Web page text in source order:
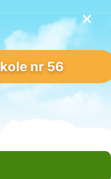
nr 56
×